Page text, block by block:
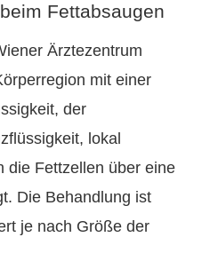
Fettabsaugen
Ärztezentrum
mit einer
der
lokal
die Fettzellen über eine
Die Behandlung ist
je nach Größe der